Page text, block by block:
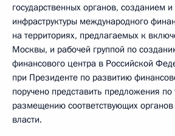
государственных органов, созданием
инфраструктуры международного
на территориях, предлагаемых к
Москвы, и рабочей группой по
финансового центра в Российской
при Президенте по развитию
поручено представить предложения
размещению соответствующих органов
власти.